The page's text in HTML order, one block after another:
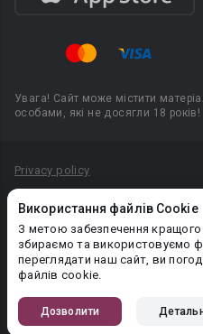
Використання файлів Cookie
З метою забезпечення кращого
збираємо та використовуємо
переглядати наш сайт, ви
файлів cookie.
Дозволити
Увага! Сайт може містити
особами, які не досягли 18 років!
Privacy policy
Політика конфіденційності
Правила публікації
PR-вiддiл: pr@booknet.com
© 2026 Booknet. Всі права